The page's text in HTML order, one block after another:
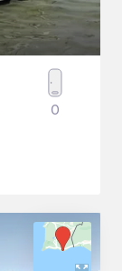
0